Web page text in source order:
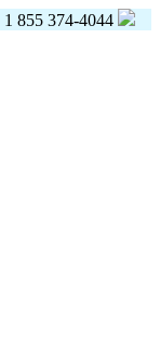
1 855 374-4044